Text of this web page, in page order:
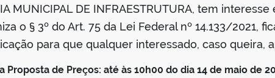
MUNICIPAL DE INFRAESTRUTURA, tem
o § 3º do Art. 75 da Lei Federal nº 14.133/2021,
para que qualquer interessado, caso queira,
Proposta de Preços: até às 10h00 do dia 14 de maio de